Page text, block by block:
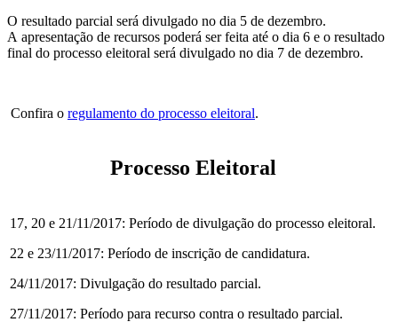
O resultado parcial será divulgado no dia 5 de dezembro.
A apresentação de recursos poderá ser feita até o dia 6 e o resultado
final do processo eleitoral será divulgado no dia 7 de dezembro.
Confira o regulamento do processo eleitoral.
Processo Eleitoral
17, 20 e 21/11/2017: Período de divulgação do processo eleitoral.
22 e 23/11/2017: Período de inscrição de candidatura.
24/11/2017: Divulgação do resultado parcial.
27/11/2017: Período para recurso contra o resultado parcial.